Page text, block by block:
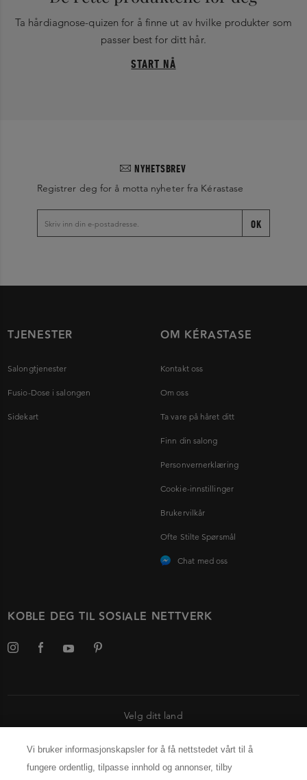
Ta hårdiagnose-quizen for å finne ut av hvilke produkter som
passer best for ditt hår.
START NÅ
NYHETSBREV
Registrer deg for å motta nyheter fra Kérastase
OK
TJENESTER
Salongtjenester
Fusio-Dose i salongen
Sidekart
OM KÉRASTASE
Kontakt oss
Om oss
Ta vare på håret ditt
Finn din salong
Personvernerklæring
Cookie-innstillinger
Brukervilkår
Ofte Stilte Spørsmål
Chat med oss
KOBLE DEG TIL SOSIALE NETTVERK
Velg ditt land
INFORMASJON OM PRODUSENTEN
Kérastase Paris
Vi bruker informasjonskapsler for å få nettstedet vårt til å
fungere ordentlig, tilpasse innhold og annonser, tilby